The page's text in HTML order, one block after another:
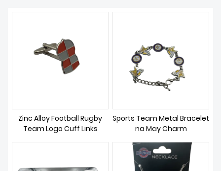
MGA PRODUKTO
TUNGKOL SA ATIN
BALITA
Zinc Alloy Football Rugby
Team Logo Cuff Links
Sports Team Metal Bracelet
na May Charm